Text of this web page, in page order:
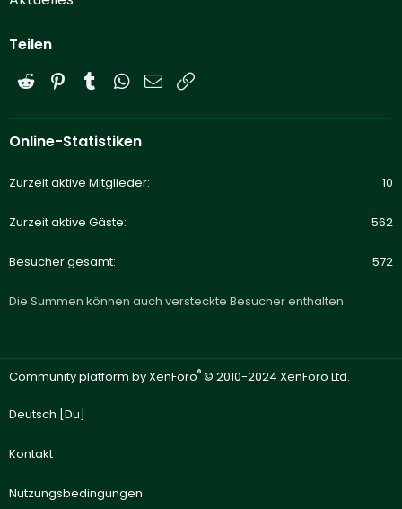
Teilen
Reddit PinterestTumblrWhatsApp
E-Mail
Online-Statistiken
Zurzeit aktive Mitglieder 10
Zurzeit aktive Gäste 562
Besucher gesamt 572
Die Summen können auch versteckte Besucher enthalten.
Community platform by XenForo® © 2010-2024 XenForo Ltd.
Deutsch [Du]
Kontakt
Nutzungsbedingungen